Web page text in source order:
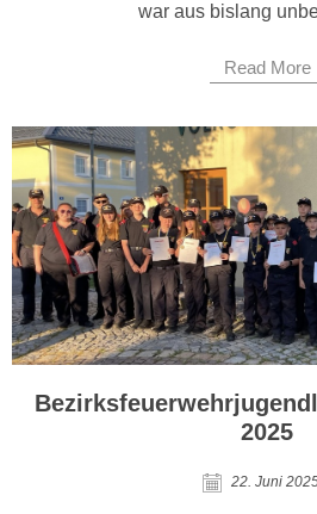
war aus bislang
Read More
2025
22. Juni